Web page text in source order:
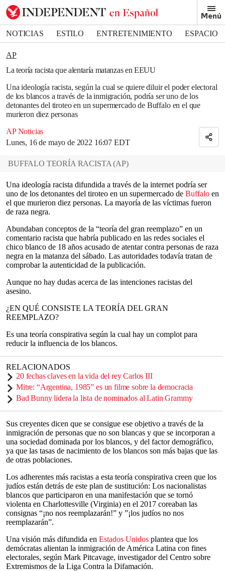
Menú
NOTICIAS ESTILO ENTRETENIMIENTO
ESPACIO
DEPORTES
AP
La teoría racista que alentaría matanzas en EEUU
Una ideología racista, según la cual se quiere diluir el poder electoral
de los blancos a través de la inmigración, podría ser uno de los
detonantes del tiroteo en un supermercado de Buffalo en el que
murieron diez personas
AP Noticias
Lunes, 16 de mayo de 2022 16:07 EDT
Bookmark popover
Removed from bookmarks
Close popover
BUFFALO TEORÍA RACISTA (AP)
Una ideología racista difundida a través de la internet podría ser
uno de los detonantes del tiroteo en un supermercado de Buffalo en
el que murieron diez personas. La mayoría de las víctimas fueron
de raza negra.
Abundaban conceptos de la “teoría del gran reemplazo” en un
comentario racista que habría publicado en las redes sociales el
chico blanco de 18 años acusado de atentar contra personas de raza
negra en la matanza del sábado. Las autoridades todavía tratan de
comprobar la autenticidad de la publicación.
Aunque no hay dudas acerca de las intenciones racistas del
asesino.
¿EN QUÉ CONSISTE LA TEORÍA DEL GRAN
REEMPLAZO?
Es una teoría conspirativa según la cual hay un complot para
reducir la influencia de los blancos.
RELACIONADOS
20 fechas claves en la vida del rey Carlos III
Mitre: “Argentina, 1985” es un filme sobre la democracia
Bad Bunny lidera la lista de nominados al Latin Grammy
Sus creyentes dicen que se consigue ese objetivo a través de la
inmigración de personas que no son blancas y que se incorporan a
una sociedad dominada por los blancos, y del factor demográfico,
ya que las tasas de nacimiento de los blancos son más bajas que las
de otras poblaciones.
Los adherentes más racistas a esta teoría conspirativa creen que los
judíos están detrás de este plan de sustitución: Los nacionalistas
blancos que participaron en una manifestación que se tornó
violenta en Charlottesville (Virginia) en el 2017 coreaban las
consignas “¡no nos reemplazarán!” y ”¡los judíos no nos
reemplazarán”.
Una visión más difundida en Estados Unidos plantea que los
demócratas alientan la inmigración de América Latina con fines
electorales, según Mark Pitcavage, investigador del Centro sobre
Extremismos de la Liga Contra la Difamación.